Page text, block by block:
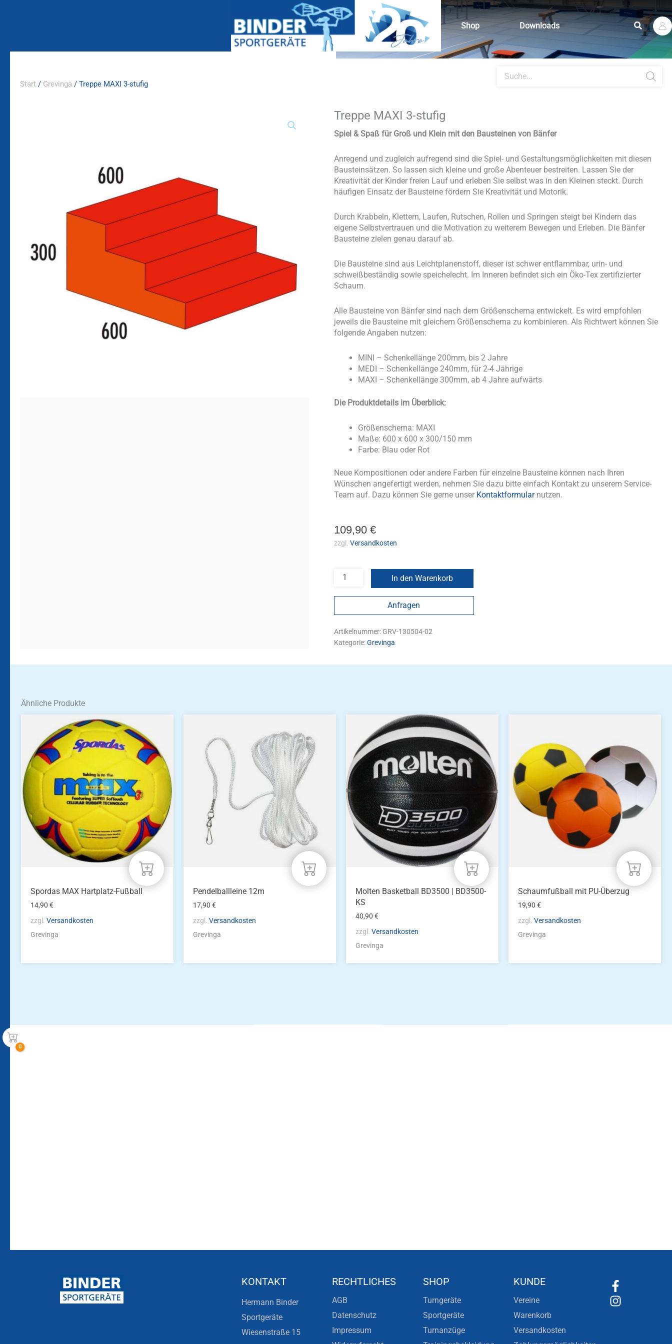
Shop Downloads Suchen
search
Start / Grevinga / Treppe MAXI 3-stufig
Treppe MAXI 3-stufig
Spiel & Spaß für Groß und Klein mit den Bausteinen von Bänfer
Anregend und zugleich aufregend sind die Spiel- und Gestaltungsmöglichkeiten mit diesen
Bausteinsätzen. So lassen sich kleine und große Abenteuer bestreiten. Lassen Sie der
Kreativität der Kinder freien Lauf und erleben Sie selbst was in den Kleinen steckt. Durch
häufigen Einsatz der Bausteine fördern Sie Kreativität und Motorik.
Durch Krabbeln, Klettern, Laufen, Rutschen, Rollen und Springen steigt bei Kindern das
eigene Selbstvertrauen und die Motivation zu weiterem Bewegen und Erleben. Die Bänfer
Bausteine zielen genau darauf ab.
Die Bausteine sind aus Leichtplanenstoff, dieser ist schwer entflammbar, urin- und
schweißbeständig sowie speichelecht. Im Inneren befindet sich ein Öko-Tex zertifizierter
Schaum.
Alle Bausteine von Bänfer sind nach dem Größenschema entwickelt. Es wird empfohlen
jeweils die Bausteine mit gleichem Größenschema zu kombinieren. Als Richtwert können Sie
folgende Angaben nutzen:
MINI – Schenkellänge 200mm, bis 2 Jahre
MEDI – Schenkellänge 240mm, für 2-4 Jährige
MAXI – Schenkellänge 300mm, ab 4 Jahre aufwärts
Die Produktdetails im Überblick:
Größenschema: MAXI
Maße: 600 x 600 x 300/150 mm
Farbe: Blau oder Rot
Neue Kompositionen oder andere Farben für einzelne Bausteine können nach Ihren
Wünschen angefertigt werden, nehmen Sie dazu bitte einfach Kontakt zu unserem Service-
Team auf. Dazu können Sie gerne unser Kontaktformularnutzen.
109,90 €
zzgl. Versandkosten
Treppe
3-
In den Warenkorb
Anfragen
Artikelnummer: GRV-130504-02
Kategorie:Grevinga
Ähnliche Produkte
Spordas MAX Hartplatz-Fußball
14,90€
zzgl.Versandkosten
Grevinga
Pendelballleine 12m
17,90€
zzgl.Versandkosten
Grevinga
Molten Basketball BD3500 | BD3500-
KS
40,90€
zzgl.Versandkosten
Grevinga
Schaumfußball mit PU-Überzug
19,90€
zzgl.Versandkosten
Grevinga
KONTAKT
Hermann Binder
Sportgeräte
Wiesenstraße 15
RECHTLICHES
AGB
Datenschutz
Impressum
SHOP
Turngeräte
Sportgeräte
Turnanzüge
KUNDE
Vereine
Warenkorb
Versandkosten